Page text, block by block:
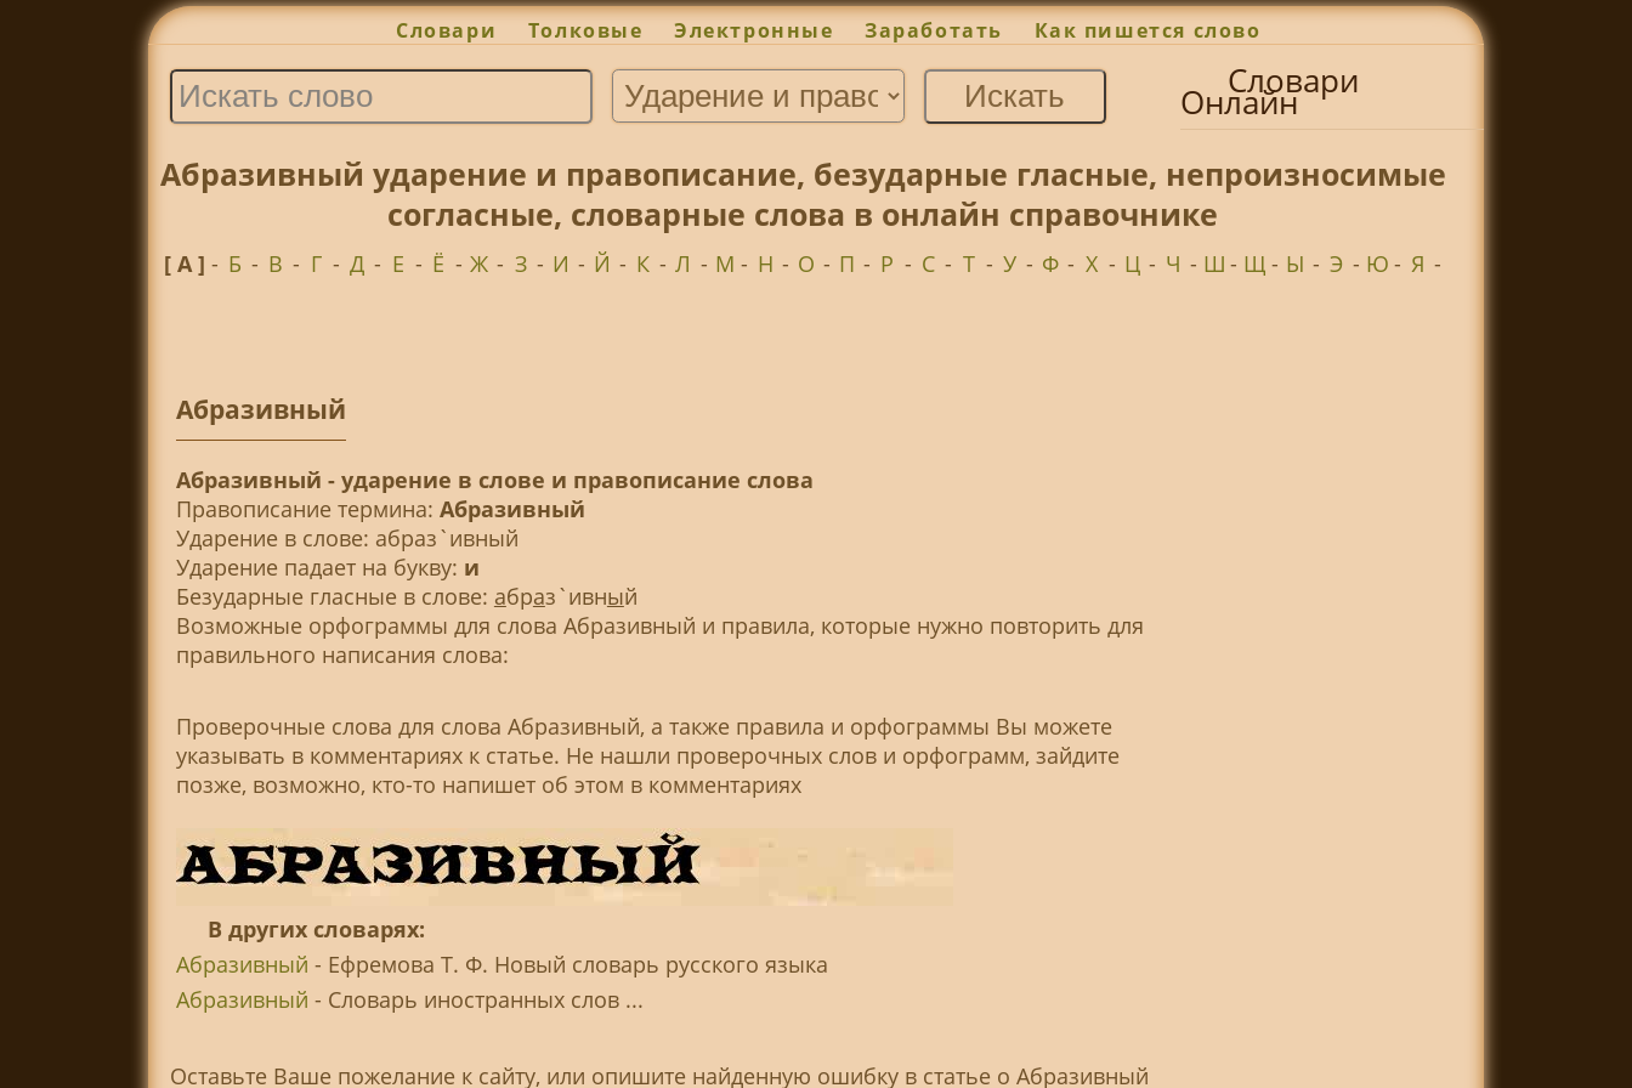
Словари Толковые Электронные Заработать Как пишется слово
Словари
Онлайн
Абразивный ударение и правописание, безударные гласные, непроизносимые
согласные, словарные слова в онлайн справочнике
[ А ] - Б - В - Г - Д - Е - Ё - Ж - З - И - Й - К - Л - М - Н - О - П - Р - С - Т - У - Ф - Х - Ц - Ч - Ш - Щ - Ы - Э - Ю- Я -
Абразивный
Абразивный - ударение в слове и правописание слова
Правописание термина: Абразивный
Ударение в слове: абраз`ивный
Ударение падает на букву: и
Безударные гласные в слове: абраз`ивный
Возможные орфограммы для слова Абразивный и правила, которые нужно повторить для
правильного написания слова:
Проверочные слова для слова Абразивный, а также правила и орфограммы Вы можете
указывать в комментариях к статье. Не нашли проверочных слов и орфограмм, зайдите
позже, возможно, кто-то напишет об этом в комментариях
В других словарях:
Абразивный - Ефремова Т. Ф. Новый словарь русского языка
Абразивный - Словарь иностранных слов ...
Оставьте Ваше пожелание к сайту, или опишите найденную ошибку в статье о Абразивный